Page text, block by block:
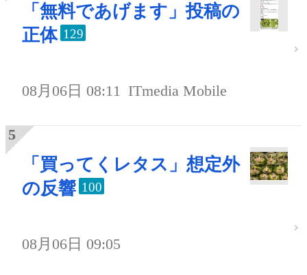
「無料であげます」投稿の
正体 129
08月06日 08:11 ITmedia Mobile
「買ってくレタス」想定外
の反響 100
08月06日 09:05